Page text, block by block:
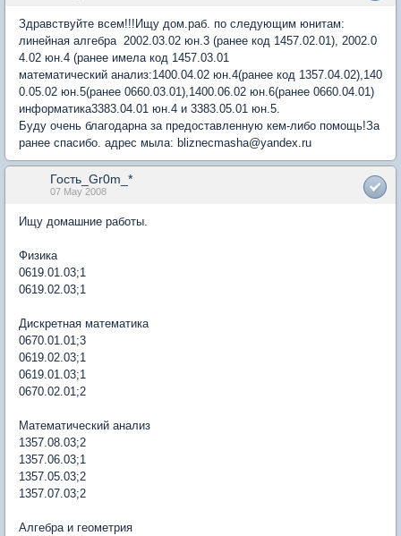
Здравствуйте всем!!!Ищу дом.раб. по следующим юнитам:
линейная алгебра 2002.03.02 юн.3 (ранее код 1457.02.01), 2002.0
4.02 юн.4 (ранее имела код 1457.03.01
математический анализ:1400.04.02 юн.4(ранее код 1357.04.02),140
0.05.02 юн.5(ранее 0660.03.01),1400.06.02 юн.6(ранее 0660.04.01)
информатика3383.04.01 юн.4 и 3383.05.01 юн.5.
Буду очень благодарна за предоставленную кем-либо помощь!За
ранее спасибо. адрес мыла: bliznecmasha@yandex.ru
Гость_Gr0m_*
07 May 2008
Ищу домашние работы.
Физика
0619.01.03;1
0619.02.03;1
Дискретная математика
0670.01.01;3
0619.02.03;1
0619.01.03;1
0670.02.01;2
Математический анализ
1357.08.03;2
1357.06.03;1
1357.05.03;2
1357.07.03;2
Алгебра и геометрия